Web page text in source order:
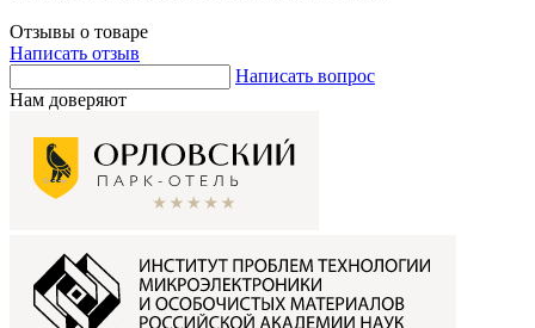
Отзывы о товаре
Написать отзыв
Написать вопрос
Нам доверяют